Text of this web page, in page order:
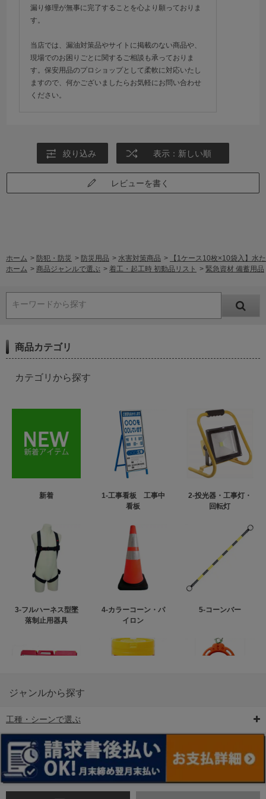
漏り修理が無事に完了することを心より願っておりま
す。
当店では、漏油対策品やサイトに掲載のない商品や、
現場でのお困りごとに関するご相談も承っておりま
す。保安用品のプロショップとして柔軟に対応いたし
ますので、何かございましたらお気軽にお問い合わせ
ください。
絞り込み 表示：新しい順
レビューを書く
ホーム > 防犯・防災 > 防災用品 > 水害対策商品 >
【1ケース10枚×10袋入】水
ホーム > 商品ジャンルで選ぶ > 着工・起工時 初動品リスト > 緊急資材 備蓄用品
キーワードから探す
商品カテゴリ
カテゴリから探す
新着
1-工事看板 工事中
看板
2-投光器・工事灯・
回転灯
3-フルハーネス型墜
落制止用器具
4-カラーコーン・パ
イロン
5-コーンバー
6-矢印板/LED矢印板
ンス
ジャンルから探す
工種・シーンで選ぶ